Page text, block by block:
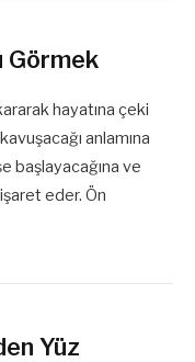
Görmek
hayatına çeki
anlamına
başlayacağına ve
işaret eder. Ön
Yüz